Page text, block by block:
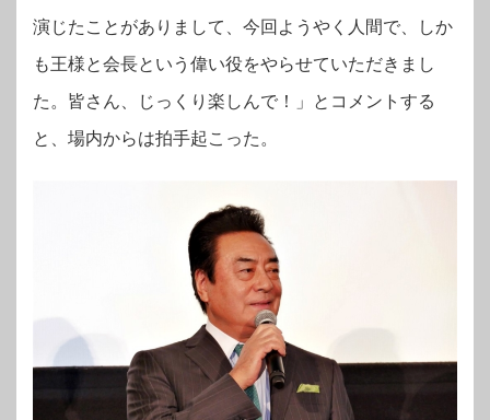
演じたことがありまして、今回ようやく人間で、しか
も王様と会長という偉い役をやらせていただきまし
た。皆さん、じっくり楽しんで！」とコメントする
と、場内からは拍手起こった。